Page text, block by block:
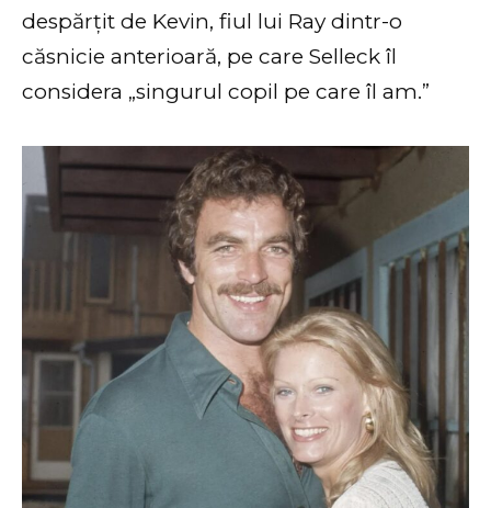
despărțit de Kevin, fiul lui Ray dintr-o
căsnicie anterioară, pe care Selleck îl
considera „singurul copil pe care îl am.”